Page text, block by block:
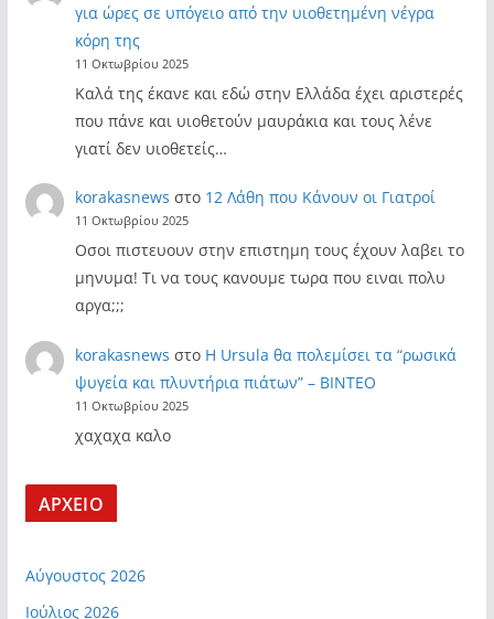
για ώρες σε υπόγειο από την υιοθετημένη νέγρα
κόρη της
11 Οκτωβρίου 2025
Καλά της έκανε και εδώ στην Ελλάδα έχει αριστερές
που πάνε και υιοθετούν μαυράκια και τους λένε
γιατί δεν υιοθετείς…
korakasnews στο 12 Λάθη που Κάνουν οι Γιατροί
11 Οκτωβρίου 2025
Οσοι πιστευουν στην επιστημη τους έχουν λαβει το
μηνυμα! Τι να τους κανουμε τωρα που ειναι πολυ
αργα;;;
korakasnews στο Η Ursula θα πολεμίσει τα “ρωσικά
ψυγεία και πλυντήρια πιάτων” – ΒΙΝΤΕΟ
11 Οκτωβρίου 2025
χαχαχα καλο
ΑΡΧΕΙΟ
Αύγουστος 2026
Ιούλιος 2026